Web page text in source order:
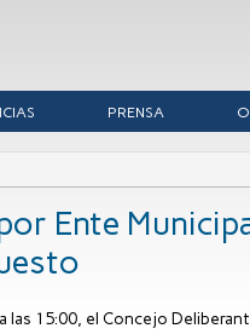
PRENSA
Ente
15:00, el Concejo